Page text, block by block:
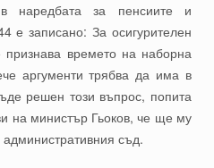
за пенсиите и
е записано: За осигурителен
признава времето на наборна
аргументи трябва да има в
решен този въпрос, попита
на министър Гьоков, че ще му
административния съд.